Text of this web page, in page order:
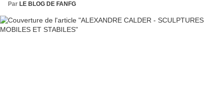
Par LE BLOG DE FANFG